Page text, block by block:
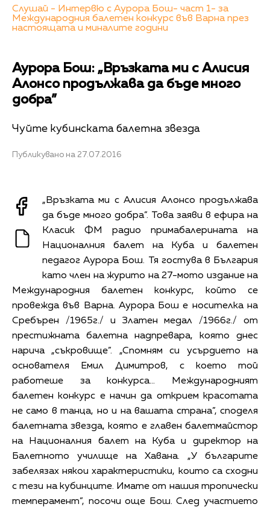
Слушай - Интервю с Аурора Бош- част 1- за
Международния балетен конкурс във Варна през
настоящата и миналите години
Аурора Бош: „Връзката ми с Алисия
Алонсо продължава да бъде много
добра”
Чуйте кубинската балетна звезда
Публикувано на 27.07.2016
„Връзката ми с Алисия Алонсо продължава
да бъде много добра”. Това заяви в ефира на
Класик ФМ радио примабалерината на
Националния балет на Куба и балетен
педагог Аурора Бош. Тя гостува в България
като член на журито на 27-мото издание на
Международния балетен конкурс, който се
провежда във Варна. Аурора Бош е носителка на
Сребърен /1965г./ и Златен медал /1966г./ от
престижната балетна надпревара, която днес
нарича „съкровище”. „Спомням си усърдието на
основателя Емил Димитров, с което той
работеше за конкурса... Международният
балетен конкурс е начин да открием красотата
не само в танца, но и на вашата страна”, споделя
балетната звезда, която е главен балетмайстор
на Националния балет на Куба и директор на
Балетното училище на Хавана. „У българите
забелязах някои характеристики, които са сходни
с тези на кубинците. Имате от нашия тропически
темперамент”, посочи още Бош. След участието